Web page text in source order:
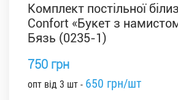
Комплект постільної
Confort «Букет з
Бязь (0235-1)
750 грн
опт від 3 шт - 650 грн/шт